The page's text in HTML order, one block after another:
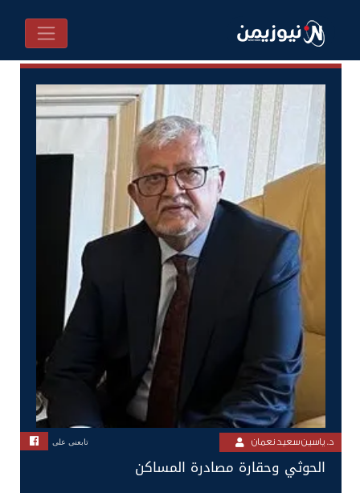
د. ياسين سعيد نعمان تابعنى على
الحوثي وحقارة مصادرة المساكن